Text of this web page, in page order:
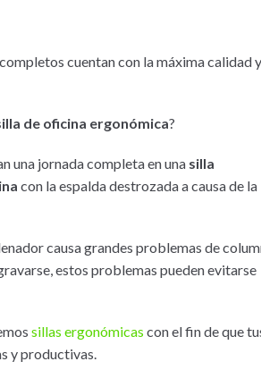
cuentan con la máxima calidad y
de oficina ergonómica?
una jornada completa en una silla
con la espalda destrozada a causa de la
causa grandes problemas de
estos problemas pueden evitarse
sillas ergonómicas con el fin de que
y productivas.